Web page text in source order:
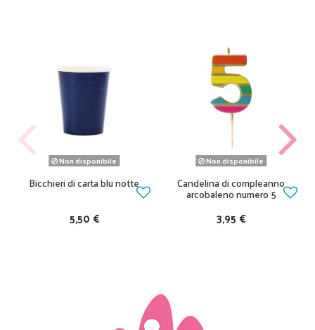
Non disponibile
Bicchieri di carta blu notte
5,50 €
Non disponibile
Candelina di compleanno
arcobaleno numero 5
3,95 €